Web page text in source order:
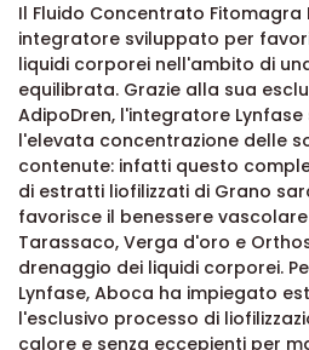
Il Fluido Concentrato Fitomagra
integratore sviluppato per
liquidi corporei nell'ambito di
equilibrata. Grazie alla sua
AdipoDren, l'integratore
l'elevata concentrazione delle
contenute: infatti questo
di estratti liofilizzati di Grano
favorisce il benessere
Tarassaco, Verga d'oro e
drenaggio dei liquidi corporei.
Lynfase, Aboca ha impiegato
l'esclusivo processo di
calore e senza eccepienti per